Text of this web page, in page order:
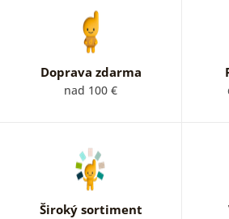
Doprava zdarma
nad 100 €
Široký sortiment